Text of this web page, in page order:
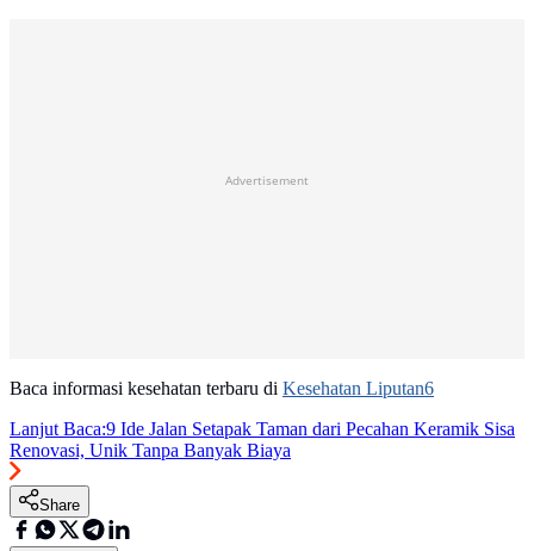
Advertisement
Baca informasi kesehatan terbaru di Kesehatan Liputan6
Lanjut Baca:9 Ide Jalan Setapak Taman dari Pecahan Keramik Sisa
Renovasi, Unik Tanpa Banyak Biaya
Share